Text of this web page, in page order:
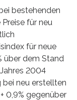
bestehenden
für neu
für neue
über dem Stand
2004
neu erstellten
0,9% gegenüber